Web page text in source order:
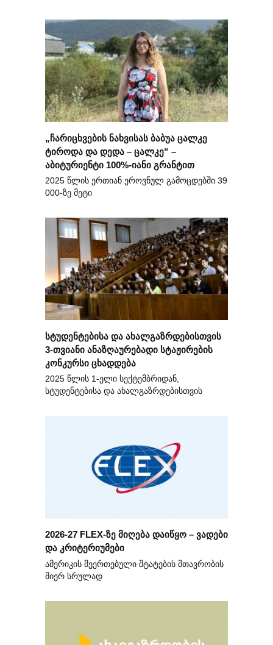
„ჩარიცხვების ნახვისას ბაბუა ცალკე
ტიროდა და დედა – ცალკე“ –
აბიტურიენტი 100%-იანი გრანტით
2025 წლის ერთიან ეროვნულ გამოცდებში 39
000-ზე მეტი
სტუდენტებისა და ახალგაზრდებისთვის
3-თვიანი ანაზღაურებადი სტაჟირების
კონკურსი ცხადდება
2025 წლის 1-ელი სექტემბრიდან,
სტუდენტებისა და ახალგაზრდებისთვის
2026-27 FLEX-ზე მიღება დაიწყო – ვადები
და კრიტერიუმები
ამერიკის შეერთებული შტატების მთავრობის
მიერ სრულად